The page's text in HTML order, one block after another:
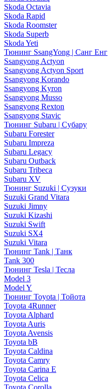
Skoda Octavia
Skoda Rapid
Skoda Roomster
Skoda Superb
Skoda Yeti
Тюнинг SsangYong | Санг Енг
Ssangyong Actyon
Ssangyong Actyon Sport
Ssangyong Korando
Ssangyong Kyron
Ssangyong Musso
Ssangyong Rexton
Ssangyong Stavic
Тюнинг Subaru | Субару
Subaru Forester
Subaru Impreza
Subaru Legacy
Subaru Outback
Subaru Tribeca
Subaru XV
Тюнинг Suzuki | Сузуки
Suzuki Grand Vitara
Suzuki Jimny
Suzuki Kizashi
Suzuki Swift
Suzuki SX4
Suzuki Vitara
Тюнинг Tank | Танк
Tank 300
Тюнинг Tesla | Тесла
Model 3
Model Y
Тюнинг Toyota | Тойота
Toyota 4Runner
Toyota Alphard
Toyota Auris
Toyota Avensis
Toyota bB
Toyota Caldina
Toyota Camry
Toyota Carina E
Toyota Celica
Toyota Corolla